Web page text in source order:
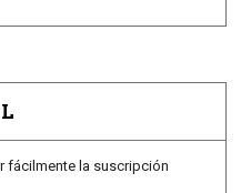
fácilmente la suscripción